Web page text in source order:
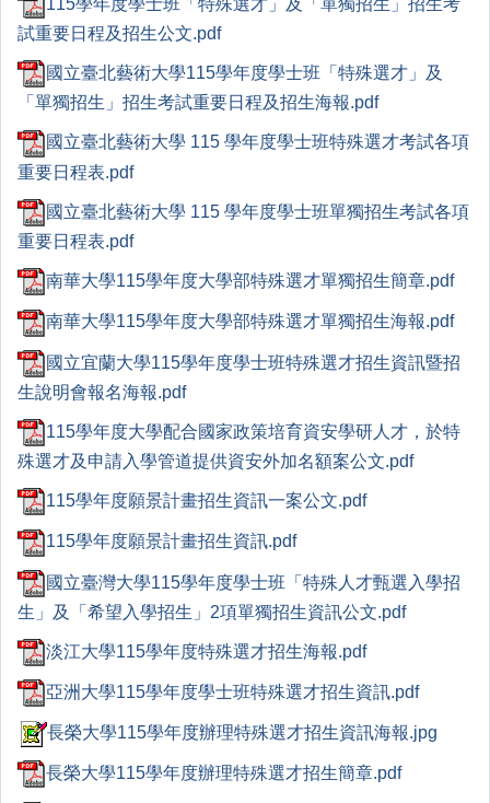
115學年度學士班「特殊選才」及「單獨招生」招生考
試重要日程及招生公文.pdf
國立臺北藝術大學115學年度學士班「特殊選才」及
「單獨招生」招生考試重要日程及招生海報.pdf
國立臺北藝術大學 115 學年度學士班特殊選才考試各項
重要日程表.pdf
國立臺北藝術大學 115 學年度學士班單獨招生考試各項
重要日程表.pdf
南華大學115學年度大學部特殊選才單獨招生簡章.pdf
南華大學115學年度大學部特殊選才單獨招生海報.pdf
國立宜蘭大學115學年度學士班特殊選才招生資訊暨招
生說明會報名海報.pdf
115學年度大學配合國家政策培育資安學研人才，於特
殊選才及申請入學管道提供資安外加名額案公文.pdf
115學年度願景計畫招生資訊一案公文.pdf
115學年度願景計畫招生資訊.pdf
國立臺灣大學115學年度學士班「特殊人才甄選入學招
生」及「希望入學招生」2項單獨招生資訊公文.pdf
淡江大學115學年度特殊選才招生海報.pdf
亞洲大學115學年度學士班特殊選才招生資訊.pdf
長榮大學115學年度辦理特殊選才招生資訊海報.jpg
長榮大學115學年度辦理特殊選才招生簡章.pdf